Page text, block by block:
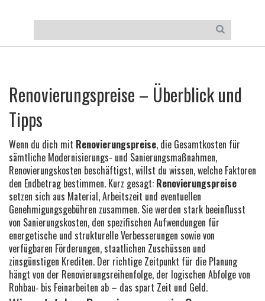
Renovierungspreise – Überblick und
Tipps
Wenn du dich mit Renovierungspreise, die Gesamtkosten für
sämtliche Modernisierungs- und Sanierungsmaßnahmen,
Renovierungskosten beschäftigst, willst du wissen, welche Faktoren
den Endbetrag bestimmen. Kurz gesagt: Renovierungspreise
setzen sich aus Material, Arbeitszeit und eventuellen
Genehmigungsgebühren zusammen. Sie werden stark beeinflusst
von Sanierungskosten, den spezifischen Aufwendungen für
energetische und strukturelle Verbesserungen sowie von
verfügbaren Förderungen, staatlichen Zuschüssen und
zinsgünstigen Krediten. Der richtige Zeitpunkt für die Planung
hängt von der Renovierungsreihenfolge, der logischen Abfolge von
Rohbau‑ bis Feinarbeiten ab – das spart Zeit und Geld.